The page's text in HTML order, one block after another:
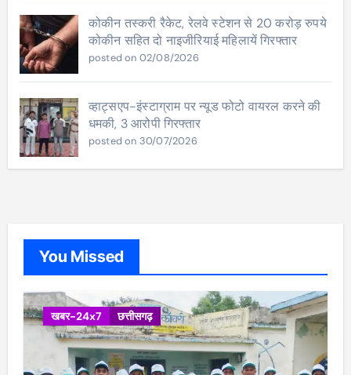
कोकीन तस्करी रैकेट, रेलवे स्टेशन से 20 करोड़ रुपये
कोकीन सहित दो नाइजीरियाई महिलायें गिरफ्तार
posted on 02/08/2026
व्हाट्सएप-इंस्टाग्राम पर न्यूड फोटो वायरल करने की
धमकी, 3 आरोपी गिरफ्तार
posted on 30/07/2026
You Missed
खबर-24x7 छत्तीसगढ़